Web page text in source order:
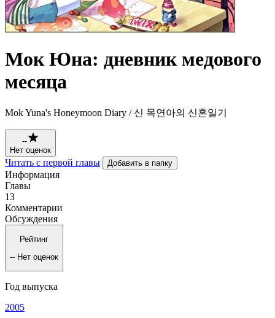
Мок Юна: дневник медового
месяца
Mok Yuna's Honeymoon Diary / 신 목연아의 신혼일기
--
Нет оценок
Читать с первой главы Добавить в папку
Информация
Главы
13
Комментарии
Обсуждения
Рейтинг
-- Нет оценок
Год выпуска
2005